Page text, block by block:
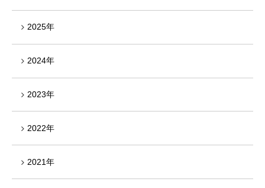
2025年
2024年
2023年
2022年
2021年